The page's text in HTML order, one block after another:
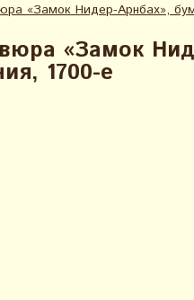
«Замок Нидер-Арнбах»,
«Замок
1700-е